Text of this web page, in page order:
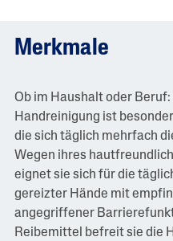
Merkmale
Ob im Haushalt oder
Handreinigung ist
die sich täglich mehrfach
Wegen ihres
eignet sie sich für die
gereizter Hände mit
angegriffener
Reibemittel befreit sie die